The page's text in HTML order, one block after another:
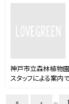
神戸市立森林植物
スタッフによる案
« ...